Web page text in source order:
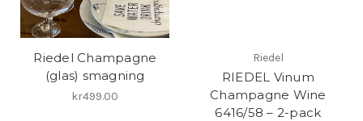
Riedel Champagne
(glas) smagning
kr499.00
Riedel
RIEDEL Vinum
Champagne Wine
6416/58 – 2-pack